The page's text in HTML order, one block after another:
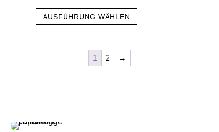
werden
AUSFÜHRUNG WÄHLEN
Dieses
1 2 →